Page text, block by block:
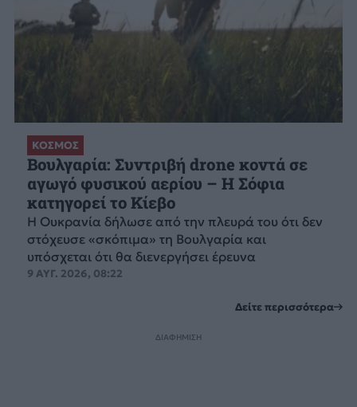
ΚΟΣΜΟΣ
Βουλγαρία: Συντριβή drone κοντά σε
αγωγό φυσικού αερίου – Η Σόφια
κατηγορεί το Κίεβο
Η Ουκρανία δήλωσε από την πλευρά του ότι δεν
στόχευσε «σκόπιμα» τη Βουλγαρία και
υπόσχεται ότι θα διενεργήσει έρευνα
9 ΑΥΓ. 2026, 08:22
Δείτε περισσότερα
ΔΙΑΦΗΜΙΣΗ